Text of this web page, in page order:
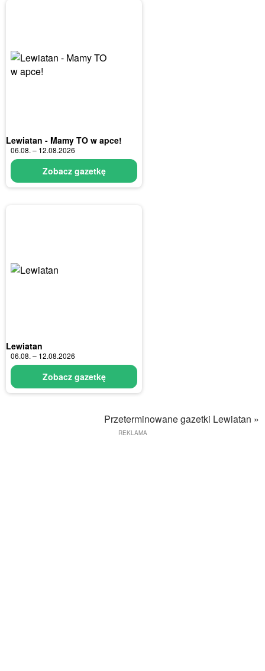
Lewiatan - Mamy TO w apce!
06.08. – 12.08.2026
Zobacz gazetkę
Lewiatan
06.08. – 12.08.2026
Zobacz gazetkę
Przeterminowane gazetki Lewiatan »
REKLAMA